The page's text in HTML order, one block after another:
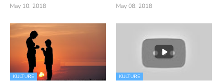
May 10, 2018 May 08, 2018
KULTURE KULTURE